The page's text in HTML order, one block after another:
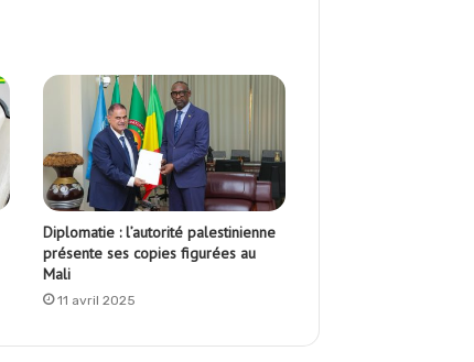
Diplomatie : l’autorité palestinienne
présente ses copies figurées au
Mali
11 avril 2025